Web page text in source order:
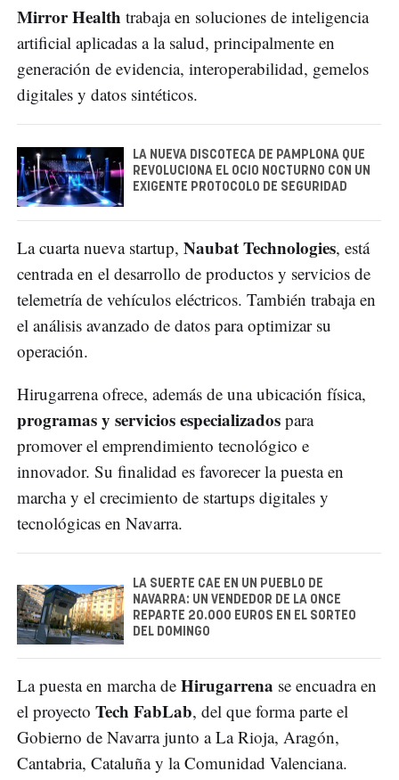
Mirror Health trabaja en soluciones de inteligencia
artificial aplicadas a la salud, principalmente en
generación de evidencia, interoperabilidad, gemelos
digitales y datos sintéticos.
LA NUEVA DISCOTECA DE PAMPLONA QUE
REVOLUCIONA EL OCIO NOCTURNO CON UN
EXIGENTE PROTOCOLO DE SEGURIDAD
La cuarta nueva startup, Naubat Technologies, está
centrada en el desarrollo de productos y servicios de
telemetría de vehículos eléctricos. También trabaja en
el análisis avanzado de datos para optimizar su
operación.
Hirugarrena ofrece, además de una ubicación física,
programas y servicios especializados para
promover el emprendimiento tecnológico e
innovador. Su finalidad es favorecer la puesta en
marcha y el crecimiento de startups digitales y
tecnológicas en Navarra.
LA SUERTE CAE EN UN PUEBLO DE
NAVARRA: UN VENDEDOR DE LA ONCE
REPARTE 20.000 EUROS EN EL SORTEO
DEL DOMINGO
La puesta en marcha de Hirugarrena se encuadra en
el proyecto Tech FabLab, del que forma parte el
Gobierno de Navarra junto a La Rioja, Aragón,
Cantabria, Cataluña y la Comunidad Valenciana.